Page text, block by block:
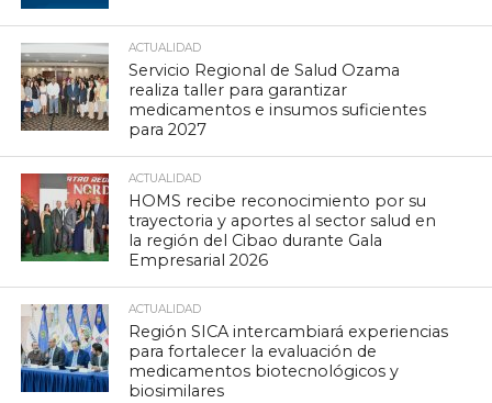
ACTUALIDAD
Servicio Regional de Salud Ozama
realiza taller para garantizar
medicamentos e insumos suficientes
para 2027
ACTUALIDAD
HOMS recibe reconocimiento por su
trayectoria y aportes al sector salud en
la región del Cibao durante Gala
Empresarial 2026
ACTUALIDAD
Región SICA intercambiará experiencias
para fortalecer la evaluación de
medicamentos biotecnológicos y
biosimilares